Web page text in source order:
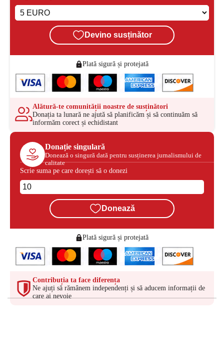
Devino susținător
Plată sigură și protejată
Alătură-te comunității noastre de susținători
Donația ta lunară ne ajută să planificăm și să continuăm să
informăm corect și echidistant
Donație singulară
Donează o singură dată pentru susținerea jurnalismului de
calitate
Scrie suma pe care dorești să o donezi
Donează
Plată sigură și protejată
Contribuția ta face diferența
Ne ajuți să rămânem independenți și să aducem informații de
care ai nevoie